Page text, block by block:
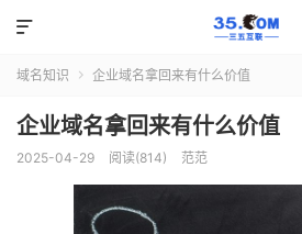

域名知识  企业域名拿回来有什么价值
企业域名拿回来有什么价值
2025-04-29 阅读(814) 范范